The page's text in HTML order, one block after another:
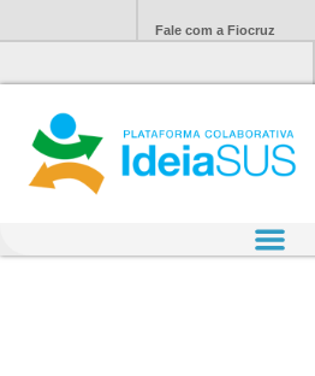
Fale com a Fiocruz